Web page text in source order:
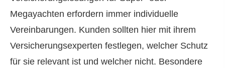
Megayachten erfordern immer individuelle
Vereinbarungen. Kunden sollten hier mit ihrem
Versicherungsexperten festlegen, welcher Schutz
für sie relevant ist und welcher nicht. Besondere